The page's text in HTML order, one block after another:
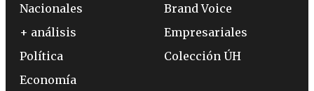
Nacionales
+ análisis
Política
Economía
Brand Voice
Empresariales
Colección ÚH